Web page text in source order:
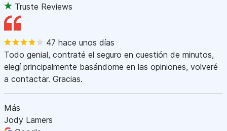
Truste Reviews
47 hace unos días
Todo genial, contraté el seguro en cuestión de minutos,
elegí principalmente basándome en las opiniones, volveré
a contactar. Gracias.
Más
Jody Lamers